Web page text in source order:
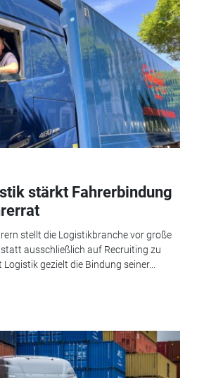
stärkt Fahrerbindung
stellt die Logistikbranche vor große
ausschließlich auf Recruiting zu
gezielt die Bindung seiner...